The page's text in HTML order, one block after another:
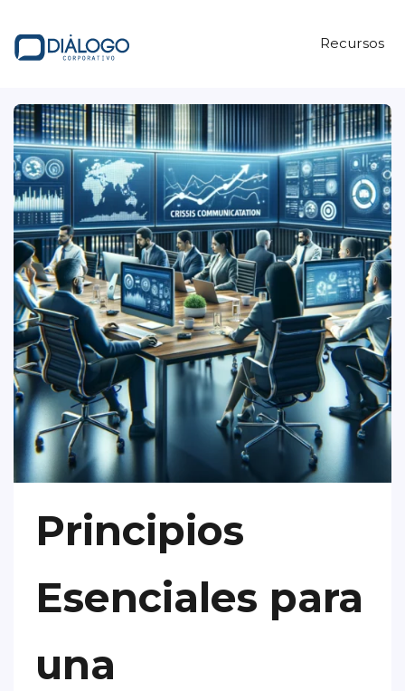
Recursos
Principios
Esenciales para
una